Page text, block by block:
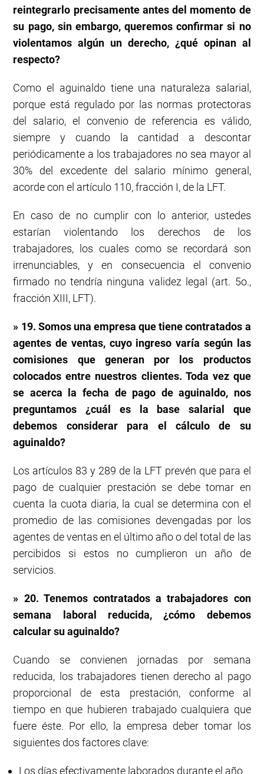
reintegrarlo precisamente antes del momento de
su pago, sin embargo, queremos confirmar si no
violentamos algún un derecho, ¿qué opinan al
respecto?
Como el aguinaldo tiene una naturaleza salarial,
porque está regulado por las normas protectoras
del salario, el convenio de referencia es válido,
siempre y cuando la cantidad a descontar
periódicamente a los trabajadores no sea mayor al
30% del excedente del salario mínimo general,
acorde con el artículo 110, fracción I, de la LFT.
En caso de no cumplir con lo anterior, ustedes
estarían violentando los derechos de los
trabajadores, los cuales como se recordará son
irrenunciables, y en consecuencia el convenio
firmado no tendría ninguna validez legal (art. 5o.,
fracción XIII, LFT).
» 19. Somos una empresa que tiene contratados a
agentes de ventas, cuyo ingreso varía según las
comisiones que generan por los productos
colocados entre nuestros clientes. Toda vez que
se acerca la fecha de pago de aguinaldo, nos
preguntamos ¿cuál es la base salarial que
debemos considerar para el cálculo de su
aguinaldo?
Los artículos 83 y 289 de la LFT prevén que para el
pago de cualquier prestación se debe tomar en
cuenta la cuota diaria, la cual se determina con el
promedio de las comisiones devengadas por los
agentes de ventas en el último año o del total de las
percibidos si estos no cumplieron un año de
servicios.
» 20. Tenemos contratados a trabajadores con
semana laboral reducida, ¿cómo debemos
calcular su aguinaldo?
Cuando se convienen jornadas por semana
reducida, los trabajadores tienen derecho al pago
proporcional de esta prestación, conforme al
tiempo en que hubieren trabajado cualquiera que
fuere éste. Por ello, la empresa deber tomar los
siguientes dos factores clave:
Los días efectivamente laborados durante el año